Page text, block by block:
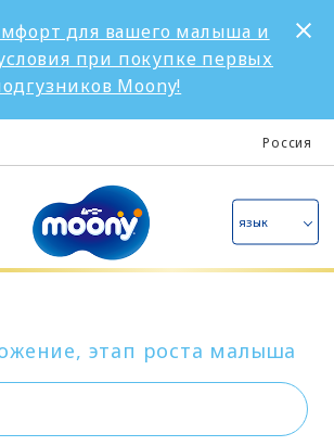
для вашего малыша и
при покупке первых
Moony!
Россия
язык
этап роста малыша